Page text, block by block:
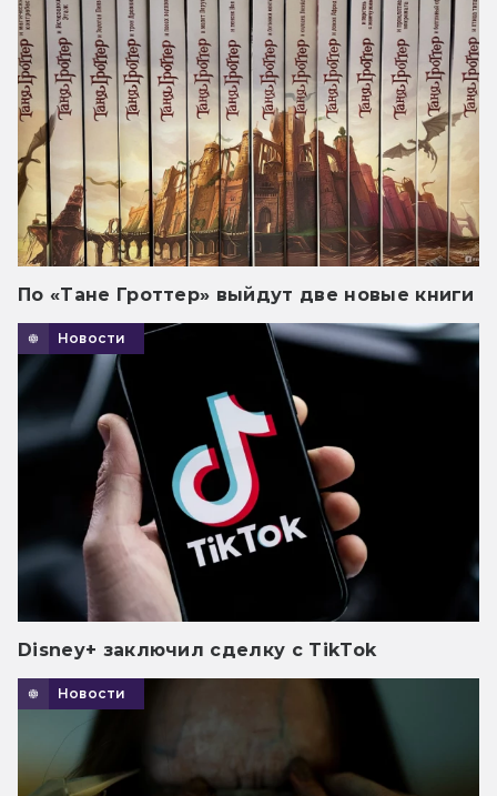
По «Тане Гроттер» выйдут две новые книги
Новости
Disney+ заключил сделку с TikTok
Новости